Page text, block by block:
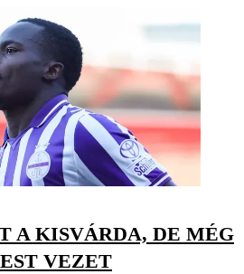
A KISVÁRDA, DE MÉG
VEZET